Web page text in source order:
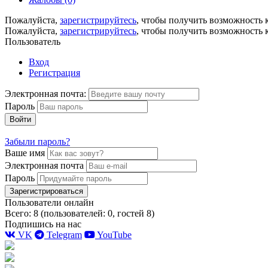
Пожалуйста, зарегистрируйтесь, чтобы получить возможность
Пожалуйста, зарегистрируйтесь, чтобы получить возможность
Пользователь
Вход
Регистрация
Электронная почта:
Пароль
Войти
Забыли пароль?
Ваше имя
Электронная почта
Пароль
Зарегистрироваться
Пользователи онлайн
Всего: 8 (пользователей: 0, гостей 8)
Подпишись на нас
VK
Telegram YouTube